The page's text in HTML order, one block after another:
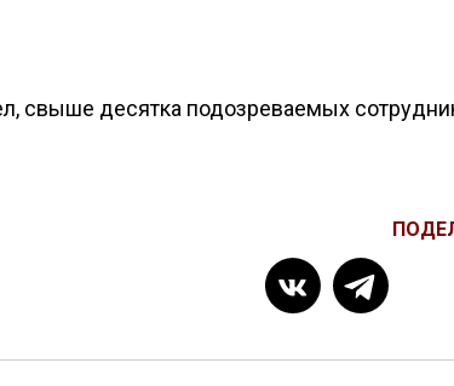
свыше десятка подозреваемых